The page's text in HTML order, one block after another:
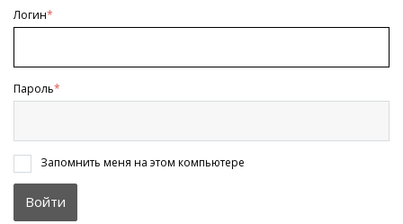
Логин*
Пароль*
Запомнить меня на этом компьютере